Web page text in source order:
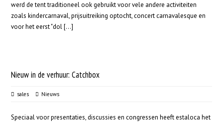
werd de tent traditioneel ook gebruikt voor vele andere activiteiten
zoals kindercarnaval, prijsuitreiking optocht, concert carnavalesque en
voor het eerst "dol [...]
Nieuw in de verhuur: Catchbox
sales Nieuws
Speciaal voor presentaties, discussies en congressen heeft estaloca het